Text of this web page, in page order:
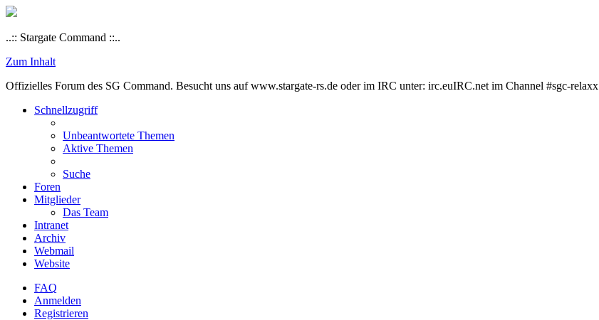
..:: Stargate Command ::..
Zum Inhalt
Offizielles Forum des SG Command. Besucht uns auf www.stargate-rs.de oder im IRC unter: irc.euIRC.net im Channel #sgc-relaxx
Schnellzugriff
Unbeantwortete Themen
Aktive Themen
Suche
Foren
Mitglieder
Das Team
Intranet
Archiv
Webmail
Website
FAQ
Anmelden
Registrieren